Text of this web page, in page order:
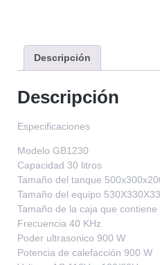
Descripción
Descripción
Especificaciones
Modelo GB1230
Capacidad 30 litros
Tamaño del tanque
Tamaño del equipo
Tamaño de la caja que
Frecuencia 40 KHz
Poder ultrasonico 900 W
Potencia de calefacción 900 W